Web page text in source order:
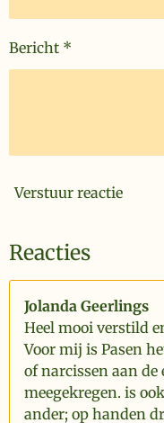
Bericht *
Verstuur reactie
Reacties
Jolanda Geerlings
Heel mooi verstild
Voor mij is Pasen
of narcissen aan
meegekregen. is
ander; op handen